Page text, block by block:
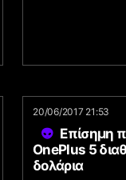
20/06/2017 21:53
Επίσημη
OnePlus 5
δολάρια